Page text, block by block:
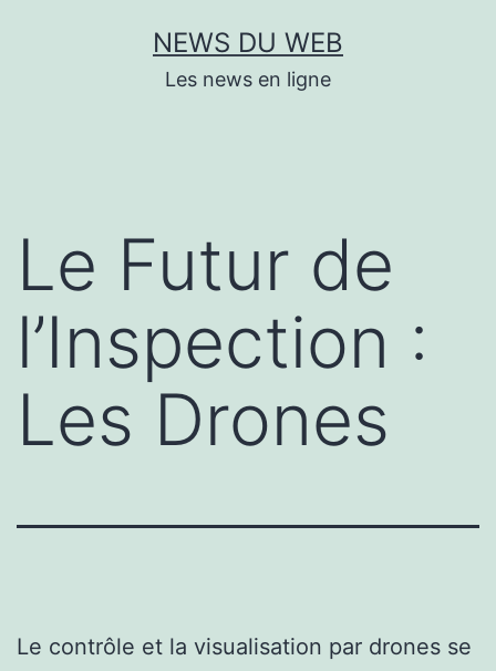
NEWS DU WEB
Les news en ligne
Le Futur de
l’Inspection :
Les Drones
Le contrôle et la visualisation par drones se